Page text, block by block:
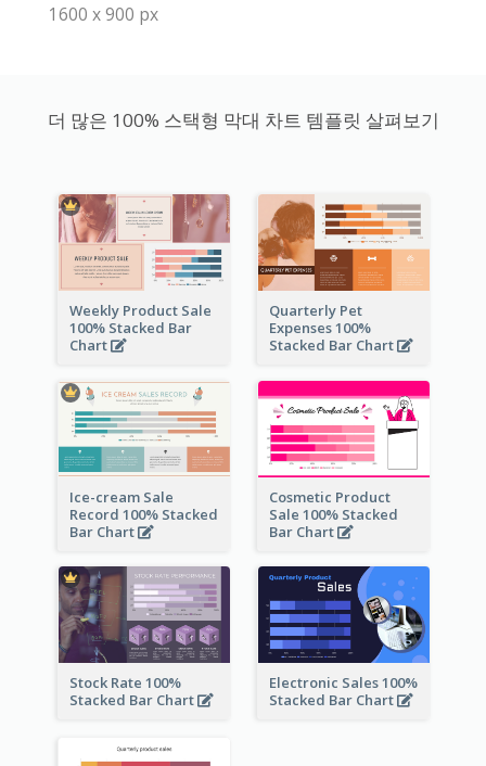
1600 x 900 px
더 많은 100% 스택형 막대 차트 템플릿 살펴보기
Weekly Product Sale
100% Stacked Bar
Chart
Quarterly Pet
Expenses 100%
Stacked Bar Chart
Ice-cream Sale
Record 100% Stacked
Bar Chart
Cosmetic Product
Sale 100% Stacked
Bar Chart
Stock Rate 100%
Stacked Bar Chart
Electronic Sales 100%
Stacked Bar Chart